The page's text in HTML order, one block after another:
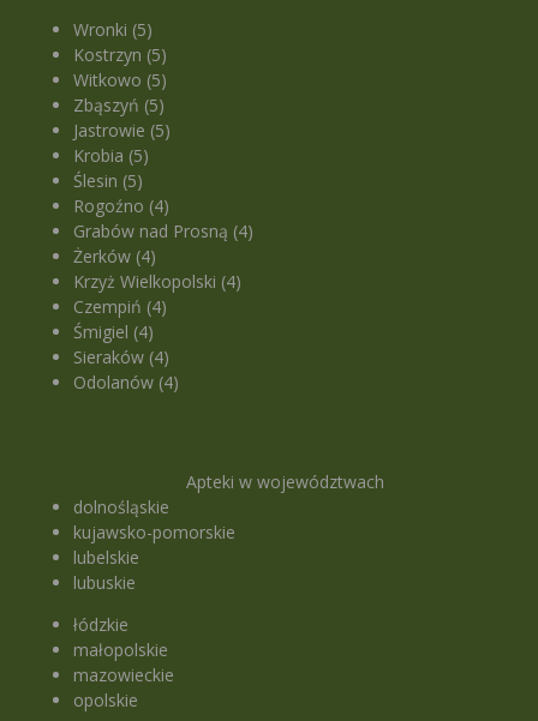
Wronki (5)
Kostrzyn (5)
Witkowo (5)
Zbąszyń (5)
Jastrowie (5)
Krobia (5)
Ślesin (5)
Rogoźno (4)
Grabów nad Prosną (4)
Żerków (4)
Krzyż Wielkopolski (4)
Czempiń (4)
Śmigiel (4)
Sieraków (4)
Odolanów (4)
Apteki w województwach
dolnośląskie
kujawsko-pomorskie
lubelskie
lubuskie
łódzkie
małopolskie
mazowieckie
opolskie